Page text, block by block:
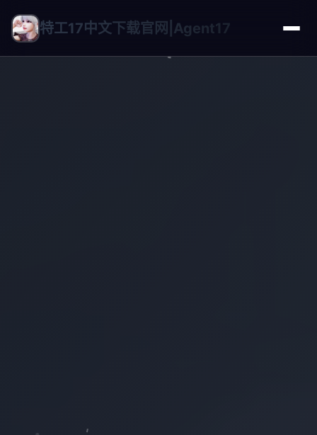
特工17中文下载官网|Agent17